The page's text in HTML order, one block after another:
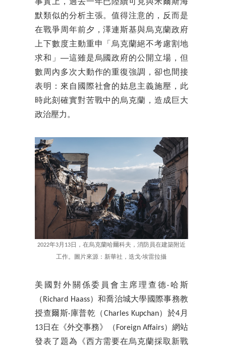
事實上，過去一年已陸續可見與米爾斯海
默類似的分析主張。值得注意的，反而是
在戰爭周年前夕，澤連斯基與烏克蘭政府
上下數度主動重申「烏克蘭絕不考慮割地
求和」──這雖是烏國政府的公開立場，但
數周內多次大動作的重復強調，卻也間接
表明：來自國際社會的姑息主義施壓，此
時此刻確實對苦戰中的烏克蘭，造成巨大
政治壓力。
2022年3月13日，在烏克蘭哈爾科夫，消防員在建築附近
工作。圖片來源：新華社，迭戈·埃雷拉攝
美國對外關係委員會主席理查德·哈斯
（Richard Haass）和喬治城大學國際事務教
授查爾斯·庫普乾（Charles Kupchan）於4月
13日在《外交事務》（Foreign Affairs）網站
發表了題為《西方需要在烏克蘭採取新戰